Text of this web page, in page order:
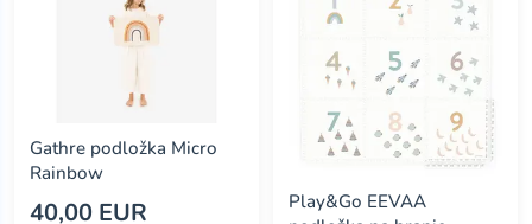
Gathre podložka Micro
Rainbow
40,00 EUR
Play&Go EEVAA